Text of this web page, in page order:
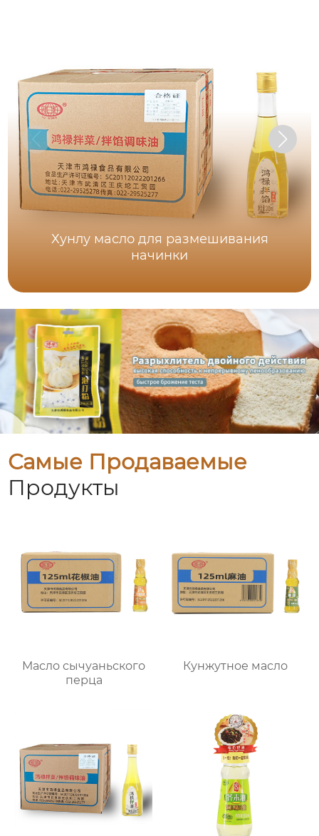
Хунлу масло для размешивания
начинки
Самые Продаваемые
Продукты
Масло сычуаньского
перца
Кунжутное масло